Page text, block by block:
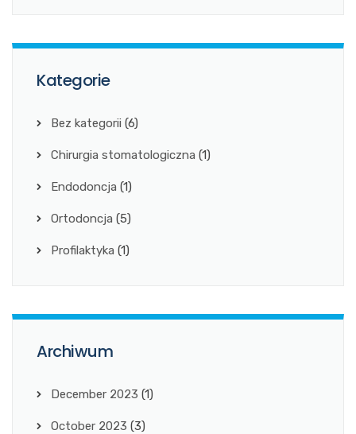
Kategorie
Bez kategorii (6)
Chirurgia stomatologiczna (1)
Endodoncja (1)
Ortodoncja (5)
Profilaktyka (1)
Archiwum
December 2023 (1)
October 2023 (3)